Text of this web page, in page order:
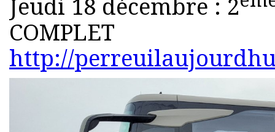
Jeudi 18 décembre : 2
COMPLET
http://